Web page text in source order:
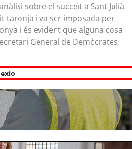
sobre el succeït a Sant Julià
taronja i va ser imposada per
i és evident que alguna cosa
General de Demòcrates.